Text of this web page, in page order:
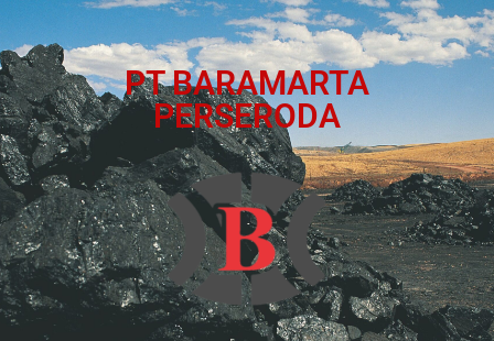
PT BARAMARTA
PERSERODA